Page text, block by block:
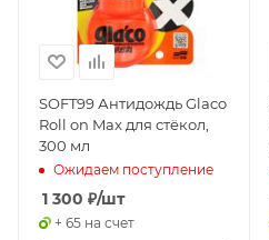
SOFT99 Антидождь Glaco
Roll on Max для стёкол,
300 мл
Ожидаем поступление
1 300 ₽/шт
+ 65 на счет